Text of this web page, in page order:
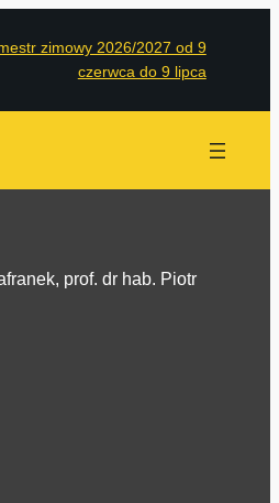
zimowy 2026/2027 od 9
czerwca do 9 lipca
prof. dr hab. Piotr